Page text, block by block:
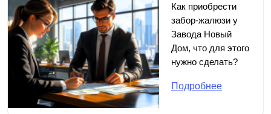
Как приобрести
забор-жалюзи у
Завода Новый
Дом, что для этого
нужно сделать?
Подробнее